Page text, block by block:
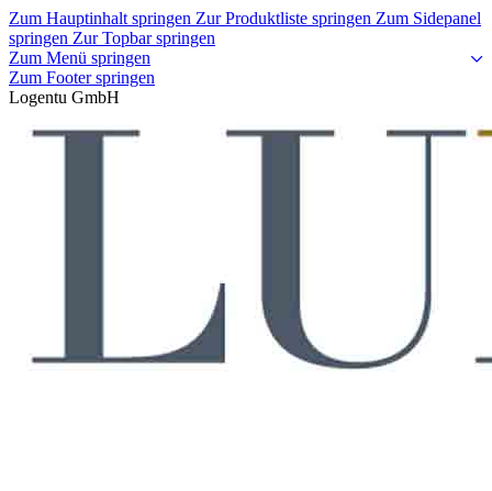
Zum Hauptinhalt springen Zur Produktliste springen Zum Sidepanel
springen Zur Topbar springen
Zum Menü springen
Zum Footer springen
Logentu GmbH